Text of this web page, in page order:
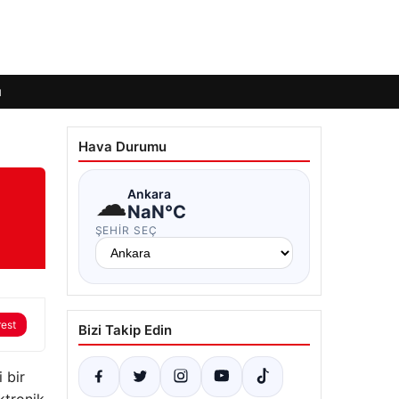
bir
Hava Durumu
☁Ankara
NaN°C
ŞEHIR SEÇ
Bizi Takip Edin